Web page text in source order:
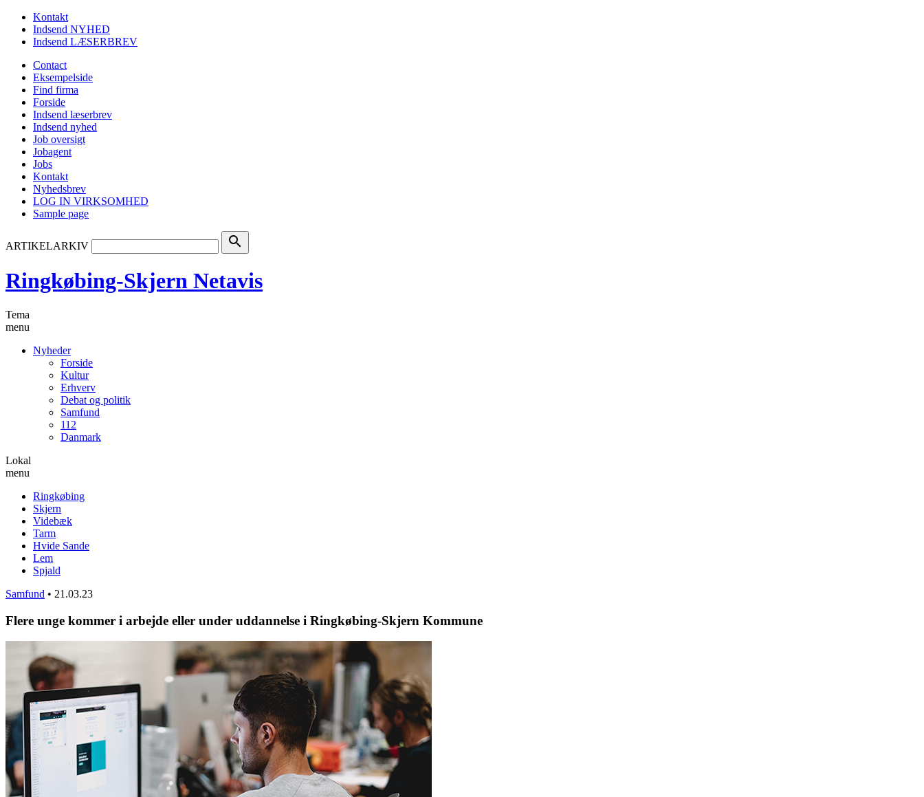
Kontakt
Indsend NYHED
Indsend LÆSERBREV
Contact
Eksempelside
Find firma
Forside
Indsend læserbrev
Indsend nyhed
Job oversigt
Jobagent
Jobs
Kontakt
Nyhedsbrev
LOG IN VIRKSOMHED
Sample page
ARTIKELARKIV search
Ringkøbing-Skjern Netavis
Tema
menu
Nyheder
Forside
Kultur
Erhverv
Debat og politik
Samfund
112
Danmark
Lokal
menu
Ringkøbing
Skjern
Videbæk
Tarm
Hvide Sande
Lem
Spjald
Samfund • 21.03.23
Flere unge kommer i arbejde eller under uddannelse i Ringkøbing-Skjern Kommune